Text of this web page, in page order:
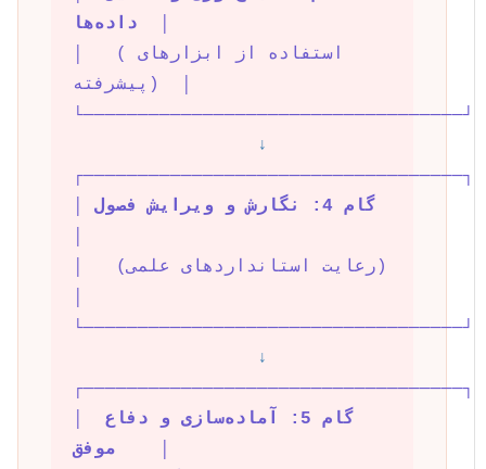
داده‌ها
│   (استفاده از ابزارهای
└───────────────────────────────────┘
┌───────────────────────────────────┐
│
گام 4: نگارش و ویرایش فصول
│   (رعایت استانداردهای علمی)
└───────────────────────────────────┘
┌───────────────────────────────────┐
گام 5: آماده‌سازی و دفاع
موفق